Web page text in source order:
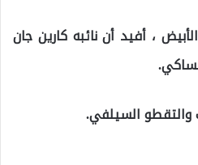
، أفيد أن نائبه كارين جان
والتقطو السيلفي.